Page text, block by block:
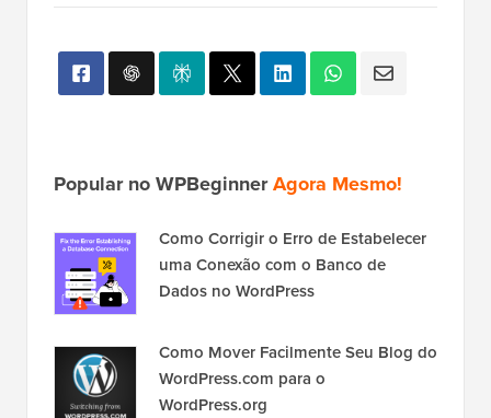
Popular no WPBeginnerAgora Mesmo!
Como Corrigir o Erro de Estabelecer
uma Conexão com o Banco de
Dados no WordPress
Como Mover Facilmente Seu Blog do
WordPress.com para o
WordPress.org